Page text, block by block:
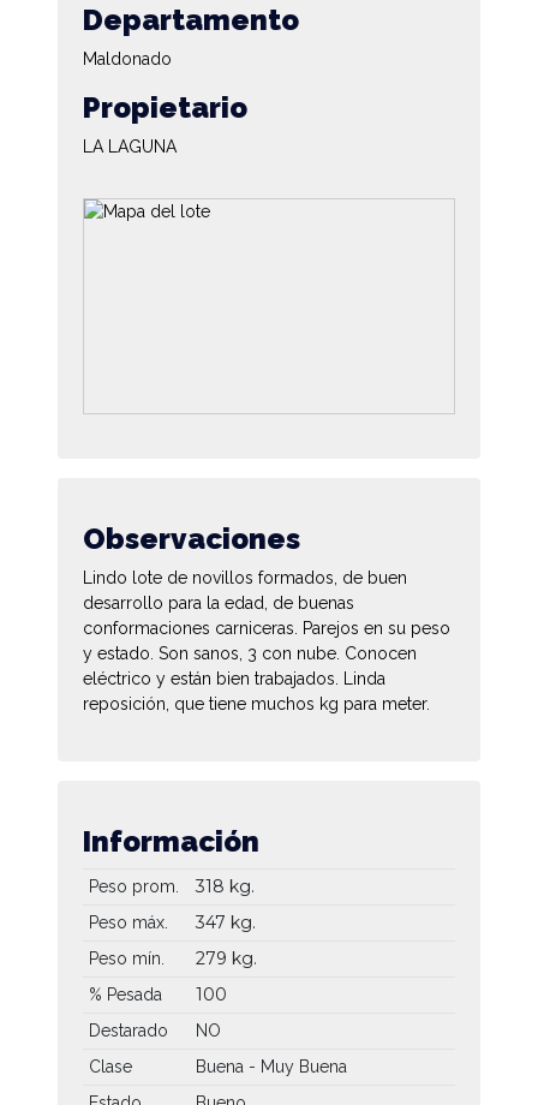
Departamento
Maldonado
Propietario
LA LAGUNA
Observaciones
Lindo lote de novillos formados, de buen
desarrollo para la edad, de buenas
conformaciones carniceras. Parejos en su peso
y estado. Son sanos, 3 con nube. Conocen
eléctrico y están bien trabajados. Linda
reposición, que tiene muchos kg para meter.
Información
Peso prom. 318 kg.
Peso máx. 347 kg.
Peso mín. 279 kg.
% Pesada 100
Destarado
NO
Clase
Buena - Muy Buena